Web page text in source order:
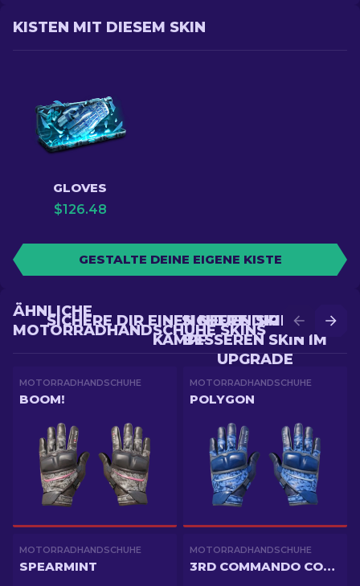
KISTEN MIT DIESEM SKIN
GLOVES
$126.48
GESTALTE DEINE EIGENE KISTE
SICHERE DIR EINEN
BESSEREN SKIN IM
UPGRADE
SICHERE DIR EINEN NEUEN SKIN IM
KAMPF
ÄHNLICHE
MOTORRADHANDSCHUHE SKINS
MOTORRADHANDSCHUHE
BOOM!
MOTORRADHANDSCHUHE
POLYGON
MOTORRADHANDSCHUHE
SPEARMINT
MOTORRADHANDSCHUHE
3RD COMMANDO COMPANY